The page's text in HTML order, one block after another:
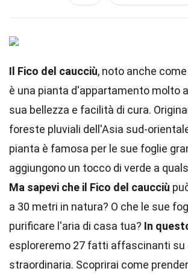
Il Fico del caucciù, noto anche come
è una pianta d'appartamento molto
sua bellezza e facilità di cura.
foreste pluviali dell'Asia sud-
pianta è famosa per le sue foglie
aggiungono un tocco di verde a
Ma sapevi che il Fico del caucciù
a 30 metri in natura? O che le sue
purificare l'aria di casa tua? In
esploreremo 27 fatti affascinanti su
straordinaria. Scoprirai come